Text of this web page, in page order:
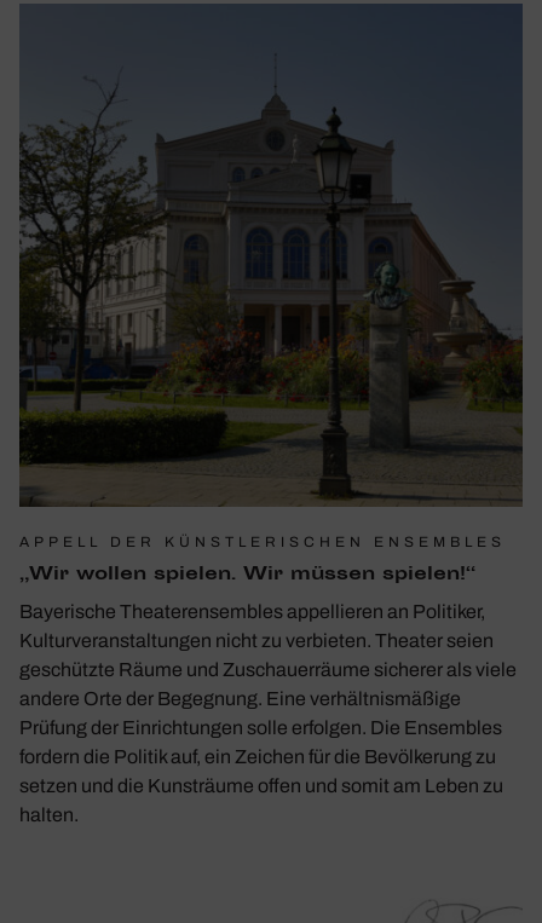
APPELL DER KÜNSTLERISCHEN ENSEMBLES
„Wir wollen spielen. Wir müssen spielen!“
Bayerische Theaterensembles appellieren an Politiker,
Kulturveranstaltungen nicht zu verbieten. Theater seien
geschützte Räume und Zuschauerräume sicherer als viele
andere Orte der Begegnung. Eine verhältnismäßige
Prüfung der Einrichtungen solle erfolgen. Die Ensembles
fordern die Politik auf, ein Zeichen für die Bevölkerung zu
setzen und die Kunsträume offen und somit am Leben zu
halten.